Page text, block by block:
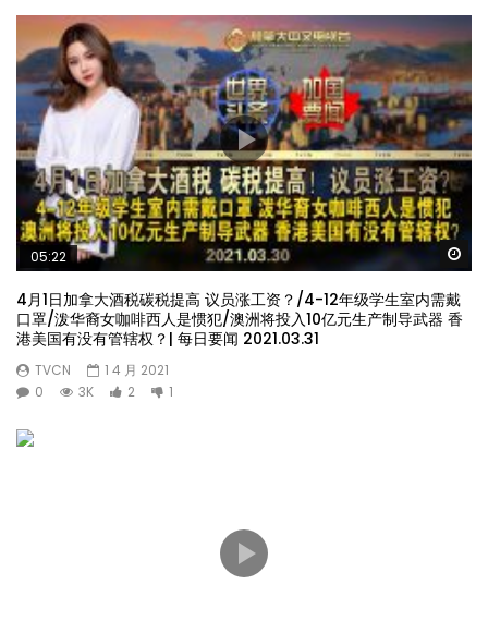
05:22
4月1日加拿大酒税碳税提高 议员涨工资？/4-12年级学生室内需戴
口罩/泼华裔女咖啡西人是惯犯/澳洲将投入10亿元生产制导武器 香
港美国有没有管辖权？| 每日要闻 2021.03.31
TVCN
1 4 月 2021
0
3K 2 1